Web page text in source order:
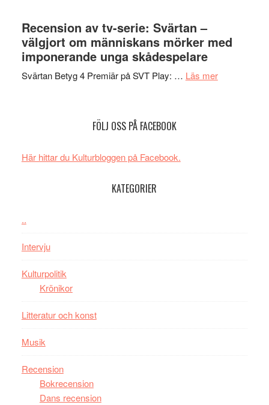
och
en
valet
synas
Recension av tv-serie: Svärtan –
välgjort om människans mörker med
imponerande unga skådespelare
Svärtan Betyg 4 Premiär på SVT Play: … Läs merom
FÖLJ OSS PÅ FACEBOOK
Här hittar du Kulturbloggen på Facebook.
KATEGORIER
..
Intervju
Kulturpolitik
Krönikor
Litteratur och konst
Musik
Recension
Bokrecension
Dans recension